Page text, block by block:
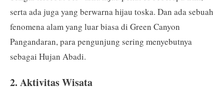
serta ada juga yang berwarna hijau toska. Dan ada sebuah
fenomena alam yang luar biasa di Green Canyon
Pangandaran, para pengunjung sering menyebutnya
sebagai Hujan Abadi.
2. Aktivitas Wisata